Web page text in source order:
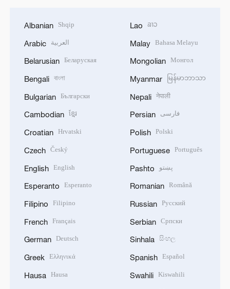
Albanian Shqip
Arabic العربية
Belarusian Беларуская
Bengali বাংলা
Bulgarian Български
Cambodian ខ្មែរ
Croatian Hrvatski
Czech Český
English English
Esperanto Esperanto
Filipino Filipino
French Français
German Deutsch
Greek Ελληνικά
Hausa Hausa
Lao ລາວ
Malay Bahasa Melayu
Mongolian Монгол
Myanmar မြန်မာဘာသာ
Nepali नेपाली
Persian فارسی
Polish Polski
Portuguese Português
Pashto پښتو
Romanian Română
Russian Русский
Serbian Српски
Sinhala සිංහල
Spanish Español
Swahili Kiswahili